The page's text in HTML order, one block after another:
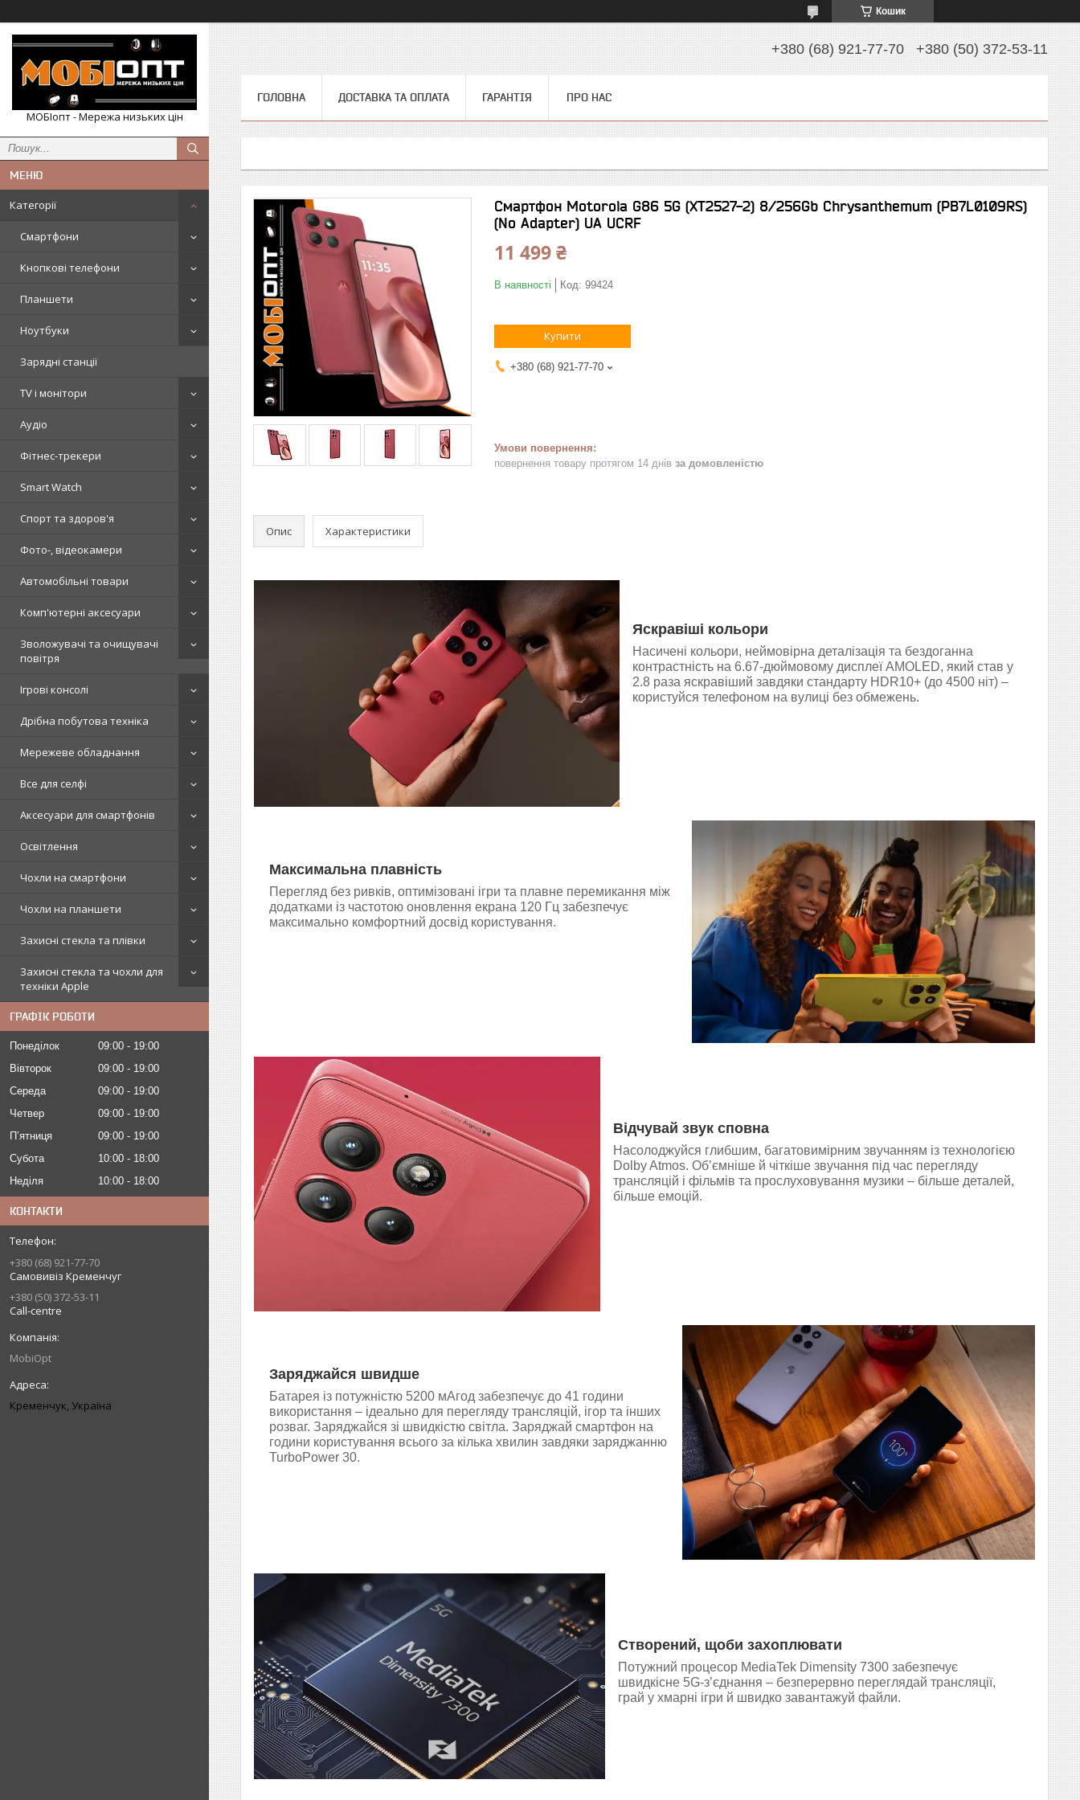
Кошик
МОБІопт - Мережа низьких цін
Категорії
Смартфони
Кнопкові телефони
Планшети
Ноутбуки
Зарядні станції
TV і монітори
Аудіо
Фітнес-трекери
Smart Watch
Спорт та здоров'я
Фото-, відеокамери
Автомобільні товари
Комп'ютерні аксесуари
Зволожувачі та очищувачі
повітря
Ігрові консолі
Дрібна побутова техніка
Мережеве обладнання
Все для селфі
Аксесуари для смартфонів
Освітлення
Чохли на смартфони
Чохли на планшети
Захисні стекла та плівки
Захисні стекла та чохли для
техніки Apple
ГРАФІК РОБОТИ
Понеділок 09:00
19:00
Вівторок
09:00
19:00
Середа
09:00
19:00
Четвер
09:00
19:00
Пʼятниця
09:00
19:00
Субота
10:00
18:00
Неділя
10:00 18:00
КОНТАКТИ
+380 (68) 921-77-70
Самовивіз Кременчуг
+380 (50) 372-53-11
Call-centre
MobiOpt
Кременчук, Україна
+380 (68) 921-77-70 +380 (50) 372-53-11
ГОЛОВНА ДОСТАВКА ТА ОПЛАТА ГАРАНТІЯ ПРО НАС
Смартфон Motorola G86 5G (XT2527-2) 8/256Gb Chrysanthemum (PB7L0109RS)
(No Adapter) UA UCRF
11 499 ₴
В наявності Код: 99424
Купити
+380 (68) 921-77-70
повернення товару протягом 14 днів за домовленістю
Опис Характеристики
Яскравіші кольори
Насичені кольори, неймовірна деталізація та бездоганна
контрастність на 6.67-дюймовому дисплеї AMOLED, який став у
2.8 раза яскравіший завдяки стандарту HDR10+ (до 4500 ніт) –
користуйся телефоном на вулиці без обмежень.
Максимальна плавність
Перегляд без ривків, оптимізовані ігри та плавне перемикання між
додатками із частотою оновлення екрана 120 Гц забезпечує
максимально комфортний досвід користування.
Відчувай звук сповна
Насолоджуйся глибшим, багатовимірним звучанням із технологією
Dolby Atmos. Об’ємніше й чіткіше звучання під час перегляду
трансляцій і фільмів та прослуховування музики – більше деталей,
більше емоцій.
Заряджайся швидше
Батарея із потужністю 5200 мАгод забезпечує до 41 години
використання – ідеально для перегляду трансляцій, ігор та інших
розваг. Заряджайся зі швидкістю світла. Заряджай смартфон на
години користування всього за кілька хвилин завдяки заряджанню
TurboPower 30.
Створений, щоби захоплювати
Потужний процесор MediaTek Dimensity 7300 забезпечує
швидкісне 5G-з’єднання – безперервно переглядай трансляції,
грай у хмарні ігри й швидко завантажуй файли.